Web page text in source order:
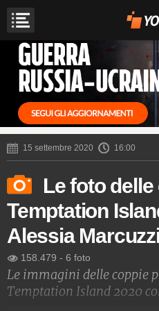
15 settembre 2020 16:00
Le foto
Temptation
Alessia
158.479 - 6 foto
Le immagini delle coppie
Temptation Island 2020